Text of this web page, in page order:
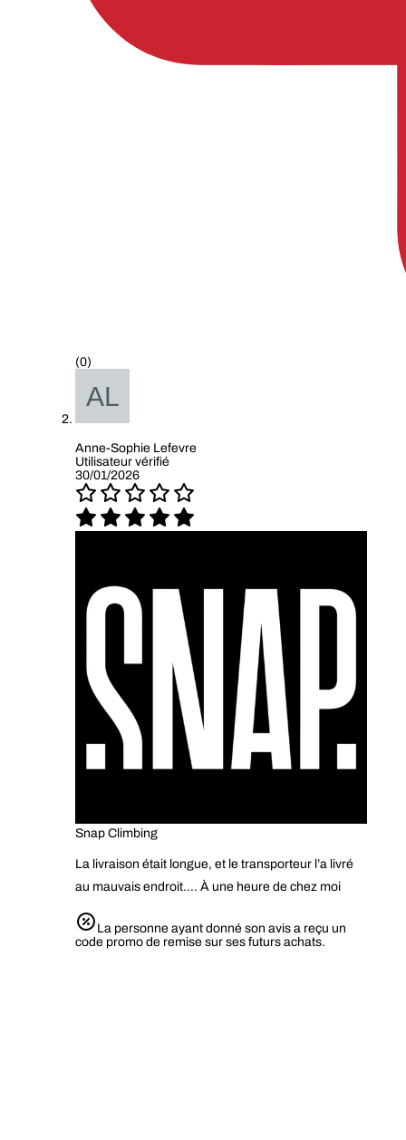
(0)
Anne-Sophie Lefevre
Utilisateur vérifié
30/01/2026
Snap Climbing
La livraison était longue, et le transporteur l’a livré
au mauvais endroit…. À une heure de chez moi
La personne ayant donné son avis a reçu un
code promo de remise sur ses futurs achats.